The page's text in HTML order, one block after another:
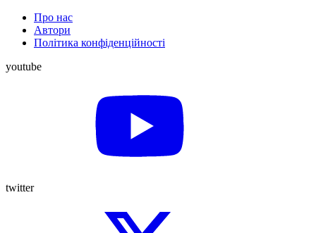
Про нас
Автори
Політика конфіденційності
youtube
twitter